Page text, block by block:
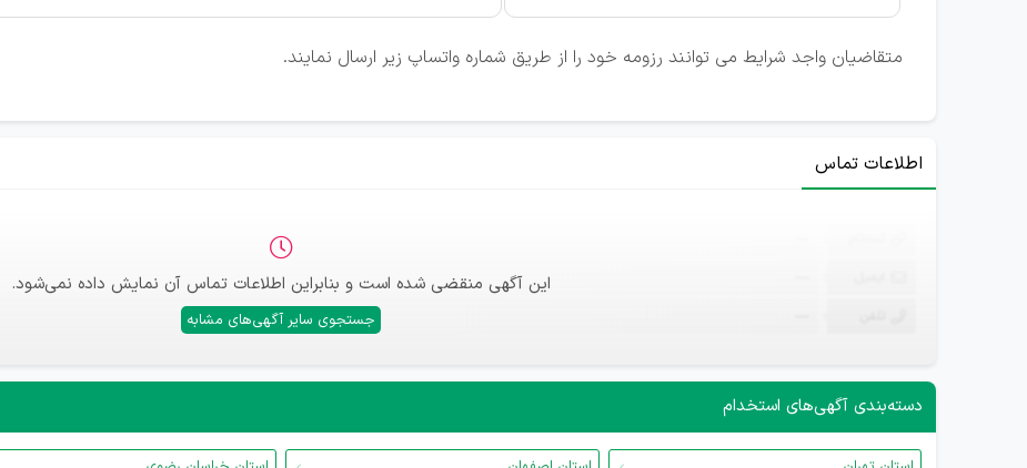
متقاضیان واجد شرایط می توانند رزومه خود را از طریق شماره واتساپ زیر ارسال نمایند.
اطلاعات تماس
این آگهی منقضی شده است و بنابراین اطلاعات تماس آن نمایش داده نمی‌شود.
جستجوی سایر آگهی‌های مشابه
دسته‌بندی آگهی‌های استخدام